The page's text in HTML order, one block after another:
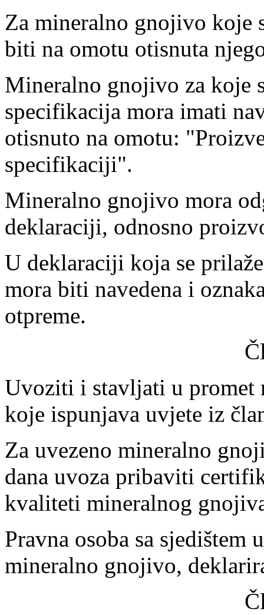
Za mineralno gnojivo koje
biti na omotu otisnuta
Mineralno gnojivo za koje
specifikacija mora imati
otisnuto na omotu:
specifikaciji".
Mineralno gnojivo mora
deklaraciji, odnosno
U deklaraciji koja se
mora biti navedena i
otpreme.
Uvoziti i stavljati u promet
koje ispunjava uvjete iz
Za uvezeno mineralno
dana uvoza pribaviti
kvaliteti mineralnog
Pravna osoba sa
mineralno gnojivo,